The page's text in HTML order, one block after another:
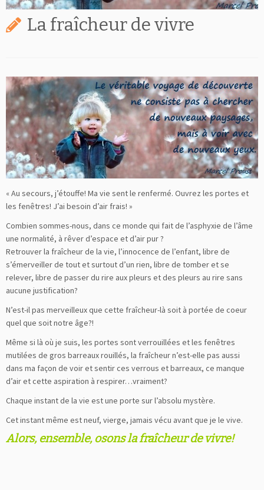
La fraîcheur de vivre
« Au secours, j’étouffe! Ma vie sent le renfermé. Ouvrez les portes et
les fenêtres! J’ai besoin d’air frais! »
Combien sommes-nous, dans ce monde qui fait de l’asphyxie de l’âme
une normalité, à rêver d’espace et d’air pur ?
Retrouver la fraîcheur de la vie, l’innocence de l’enfant, libre de
s’émerveiller de tout et surtout d’un rien, libre de tomber et se
relever, libre de passer du rire aux pleurs et des pleurs au rire sans
aucune justification?
N’est-il pas merveilleux que cette fraîcheur-là soit à portée de coeur
quel que soit notre âge?!
Même si là où je suis, les portes sont verrouillées et les fenêtres
mutilées de gros barreaux rouillés, la fraîcheur n’est-elle pas aussi
dans ma façon de voir et sentir ces verrous et barreaux, ce manque
d’air et cette aspiration à respirer…vraiment?
Chaque instant de la vie est une porte sur l’absolu mystère.
Cet instant même est neuf, vierge, jamais vécu avant que je le vive.
Alors, ensemble, osons la fraîcheur de vivre!